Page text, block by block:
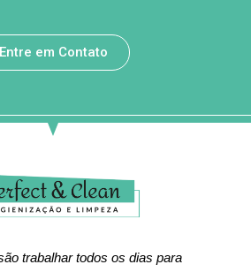
Entre em Contato
trabalhar todos os dias para